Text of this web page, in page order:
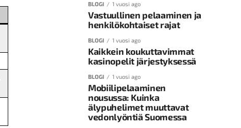
BLOGI 1 vuosi ago
Vastuullinen pelaaminen ja
henkilökohtaiset rajat
BLOGI 1 vuosi ago
Kaikkein koukuttavimmat
kasinopelit järjestyksessä
BLOGI 1 vuosi ago
Mobiilipelaaminen
nousussa: Kuinka
älypuhelimet muuttavat
vedonlyöntiä Suomessa